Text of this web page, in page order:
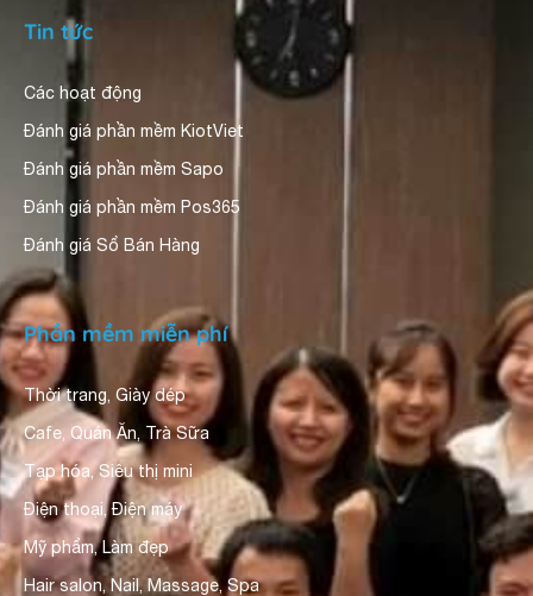
Tin tức
Các hoạt động
Đánh giá phần mềm KiotViet
Đánh giá phần mềm Sapo
Đánh giá phần mềm Pos365
Đánh giá Sổ Bán Hàng
Phần mềm miễn phí
Thời trang, Giày dép
Cafe, Quán Ăn, Trà Sữa
Tạp hóa, Siêu thị mini
Điện thoại, Điện máy
Mỹ phẩm, Làm đẹp
Hair salon, Nail, Massage, Spa